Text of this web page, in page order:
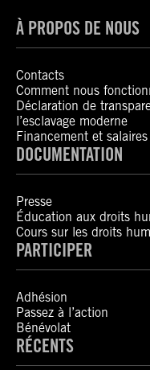
À PROPOS DE NOUS
Contacts
Comment nous
Déclaration de
l’esclavage moderne
Financement et salaires
DOCUMENTATION
Presse
Éducation aux droits
Cours sur les droits
PARTICIPER
Adhésion
Passez à l’action
Bénévolat
RÉCENTS